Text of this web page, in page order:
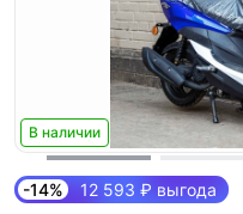
В наличии
-14% 12 593 ₽ выгода